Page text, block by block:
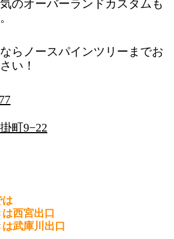
のオーバーランドカスタムも
らノースパインツリーまでお
い！
町9−22
は
西宮出口
武庫川出口